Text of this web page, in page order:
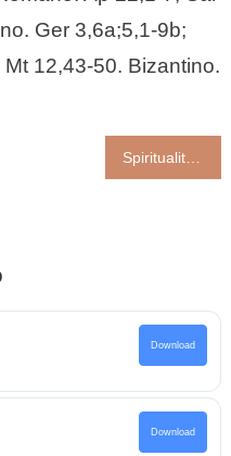
Ger 3,6a;5,1-9b;
12,43-50. Bizantino.
Spiritualità e stile dell’Avvento
Download
Download